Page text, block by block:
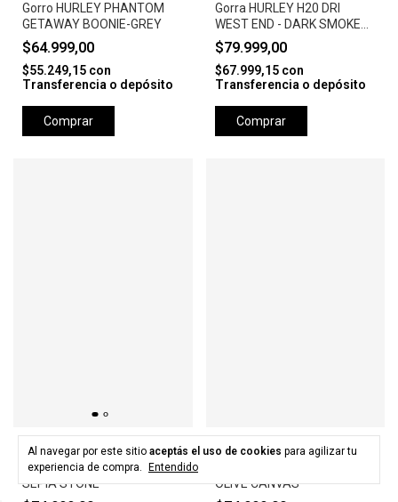
Al navegar por este sitio aceptás el uso de cookies para agilizar tu
experiencia de compra.
Entendido
Gorro HURLEY PHANTOM
GETAWAY BOONIE-GREY
$64.999,00
$55.249,15 con
Transferencia o depósito
Comprar
Gorra HURLEY H20 DRI
WEST END - DARK SMOKE
GREY
$79.999,00
$67.999,15 con
Transferencia o depósito
Comprar
HURLEY
Gorra HURLEY LEVELS HAT -
SEPIA STONE
HURLEY
OLIVE CANVAS